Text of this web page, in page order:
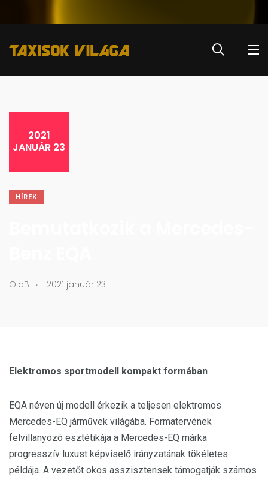
2021
JANUÁR 23
HÍREK
OldB . 2021 január 23
Elektromos sportmodell kompakt formában
EQA néven új modell érkezik a teljesen elektromos
Mercedes-EQ járművek világába. Formatervének
felvillanyozó esztétikája a Mercedes-EQ márka
progresszív luxust képviselő irányzatának tökéletes
példája. A vezetőt okos asszisztensek támogatják számos